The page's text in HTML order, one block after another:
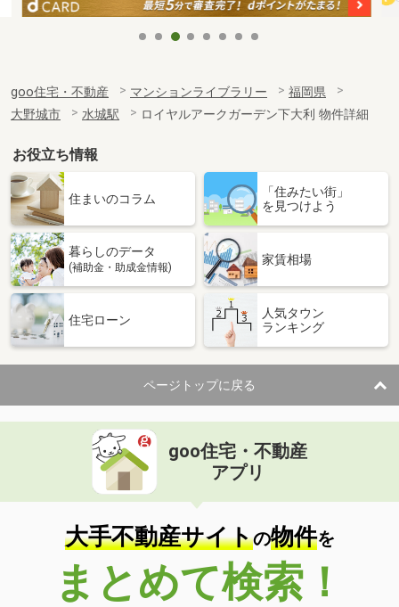
goo住宅・不動産 マンションライブラリー
福岡県
大野城市
水城駅 ロイヤルアークガーデン下大利 物件詳細
お役立ち情報
住まいのコラム
「住みたい街」
を見つけよう
暮らしのデータ
(補助金・助成金情報)
家賃相場
住宅ローン
人気タウン
ランキング
ページトップに戻る
goo住宅・不動産
アプリ
大手不動産サイトの物件を
まとめて検索！